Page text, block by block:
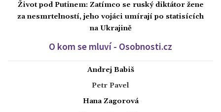
Život pod Putinem: Zatímco se ruský diktátor žene
za nesmrtelností, jeho vojáci umírají po statisících
na Ukrajině
O kom se mluví - Osobnosti.cz
Andrej Babiš
Petr Pavel
Hana Zagorová